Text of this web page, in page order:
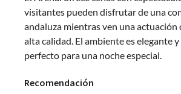
visitantes pueden disfrutar de una
andaluza mientras ven una actuación
alta calidad. El ambiente es elegante
perfecto para una noche especial.
Recomendación